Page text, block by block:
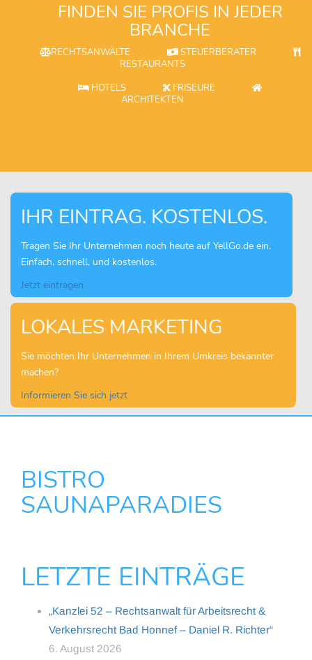
FINDEN SIE PROFIS IN JEDER
BRANCHE
RECHTSANWÄLTE
STEUERBERATER
RESTAURANTS
HOTELS
FRISEURE
ARCHITEKTEN
IHR EINTRAG. KOSTENLOS.
Tragen Sie Ihr Unternehmen noch heute auf YellGo.de ein.
Einfach, schnell, und kostenlos.
Jetzt eintragen
LOKALES MARKETING
Sie möchten Ihr Unternehmen in Ihrem Umkreis bekannter
machen?
Informieren Sie sich jetzt
BISTRO
SAUNAPARADIES
LETZTE EINTRÄGE
„Kanzlei 52 – Rechtsanwalt für Arbeitsrecht &
Verkehrsrecht Bad Honnef – Daniel R. Richter“
6. August 2026